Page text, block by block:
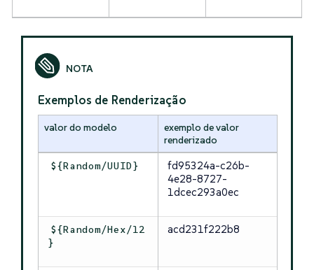
Exemplos de Renderização
valor do modelo
exemplo de valor
renderizado
${Random/UUID}
fd95324a-c26b-
4e28-8727-
1dcec293a0ec
${Random/Hex/12
}
acd231f222b8